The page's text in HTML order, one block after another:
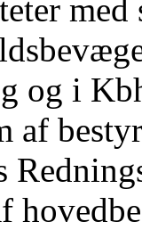
og i
af